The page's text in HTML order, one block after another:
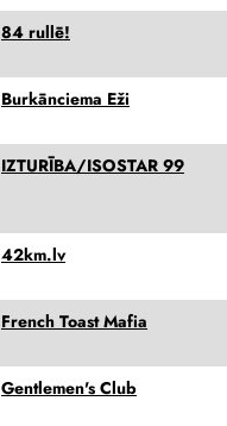
84 rullē!
Burkānciema Eži
IZTURĪBA/ISOSTAR 99
42km.lv
French Toast Mafia
Gentlemen's Club